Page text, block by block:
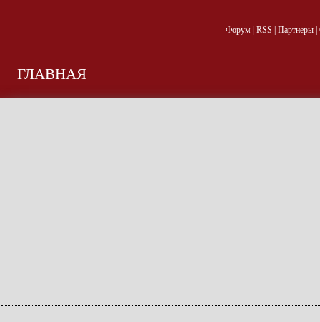
Форум| RSS Партнеры|
ГЛАВНАЯ